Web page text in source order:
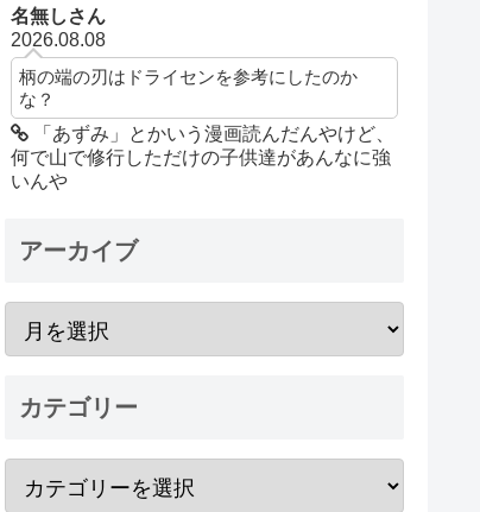
名無しさん
2026.08.08
柄の端の刃はドライセンを参考にしたのか
な？
「あずみ」とかいう漫画読んだんやけど、
何で山で修行しただけの子供達があんなに強
いんや
アーカイブ
カテゴリー